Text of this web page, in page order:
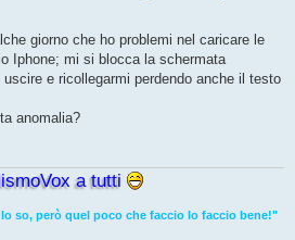
giorno che ho problemi nel caricare le
Iphone; mi si blocca la schermata
e ricollegarmi perdendo anche il testo
anomalia?
a tutti
so, però quel poco che faccio lo faccio bene!"